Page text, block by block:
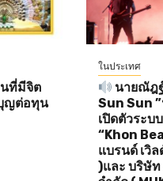
ที่มีจิต
ญต่อทุน
ในประเทศ
นายณัฎ
Sun Sun
เปิดตัวระบ
“Khon
แบรนด์ เวิล
)และ บริษัท